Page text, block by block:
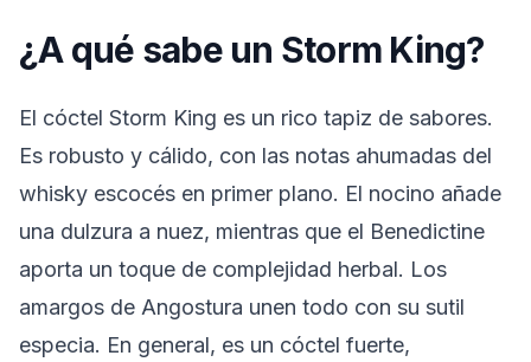
¿A qué sabe un Storm King?
El cóctel Storm King es un rico tapiz de sabores.
Es robusto y cálido, con las notas ahumadas del
whisky escocés en primer plano. El nocino añade
una dulzura a nuez, mientras que el Benedictine
aporta un toque de complejidad herbal. Los
amargos de Angostura unen todo con su sutil
especia. En general, es un cóctel fuerte,